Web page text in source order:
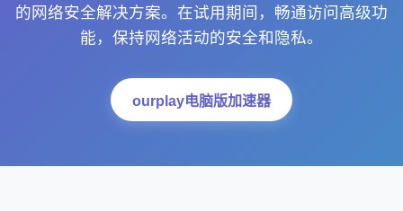
的网络安全解决方案。在试用期间，畅通访问高级功
能，保持网络活动的安全和隐私。
ourplay电脑版加速器